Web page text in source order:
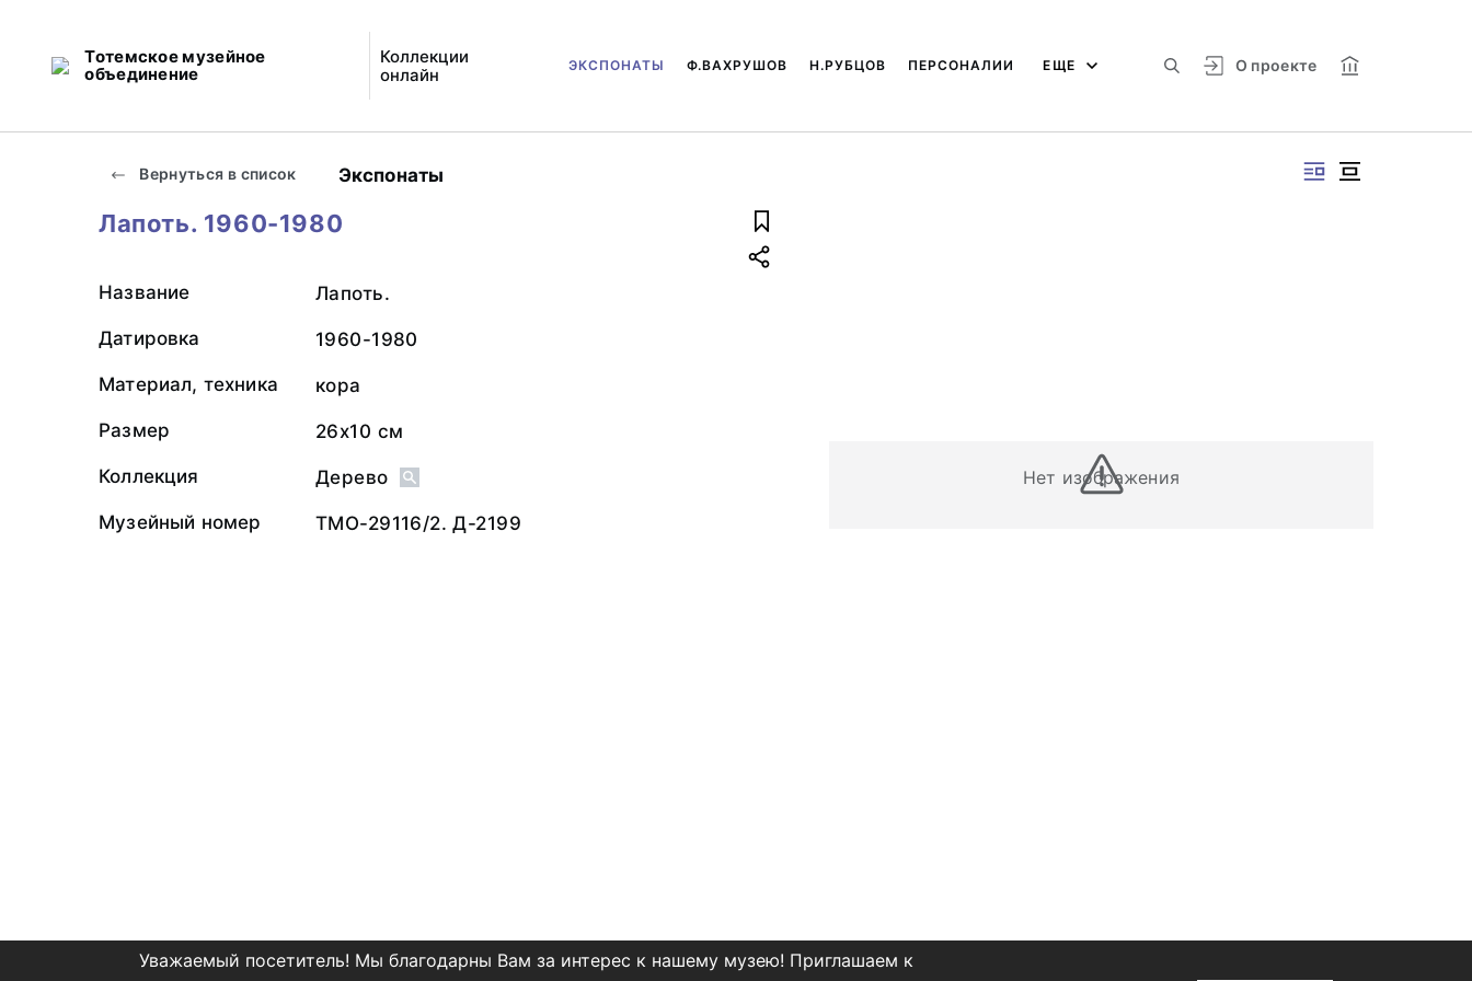
Тотемское музейное
объединение
Коллекции
онлайн
О проекте
ЭКСПОНАТЫ Ф.ВАХРУШОВ Н.РУБЦОВ ПЕРСОНАЛИИ ЕЩЕ
Вернуться в список Экспонаты
Нет изображения
Лапоть. 1960-1980
Название Лапоть.
Датировка 1960-1980
Материал, техника кора
Размер 26х10 см
Коллекция Дерево
Музейный номер ТМО-29116/2. Д-2199
Уважаемый посетитель! Мы благодарны Вам за интерес к нашему музею! Приглашаем к